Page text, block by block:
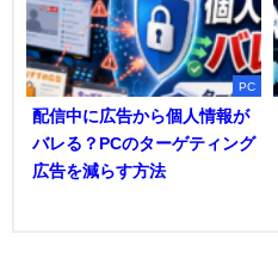
PC
配信中に広告から個人情報が
バレる？PCのターゲティング
広告を減らす方法